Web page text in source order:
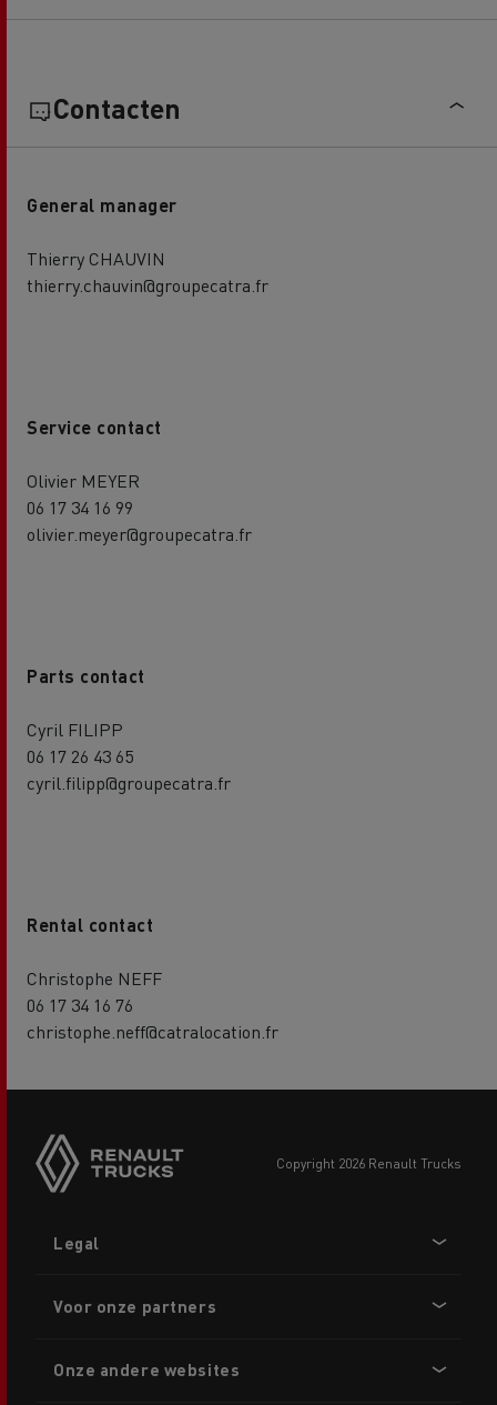
Contacten
General manager
Thierry CHAUVIN
thierry.chauvin@groupecatra.fr
Service contact
Olivier MEYER
06 17 34 16 99
olivier.meyer@groupecatra.fr
Parts contact
Cyril FILIPP
06 17 26 43 65
cyril.filipp@groupecatra.fr
Rental contact
Christophe NEFF
06 17 34 16 76
christophe.neff@catralocation.fr
copyright 2026 Renault Trucks
menu
Legal
Voor onze partners
Onze andere websites